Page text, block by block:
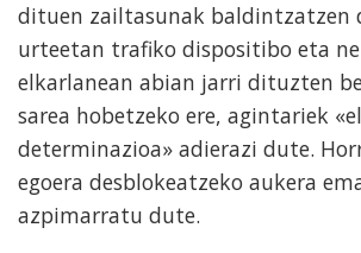
dituen zailtasunak baldintzatzen
urteetan trafiko dispositibo eta
elkarlanean abian jarri dituzten
sarea hobetzeko ere, agintariek
determinazioa» adierazi dute.
egoera desblokeatzeko aukera
azpimarratu dute.